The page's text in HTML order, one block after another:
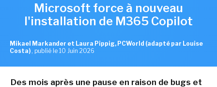
Microsoft force à nouveau
l'installation de M365 Copilot
Mikael Markander et Laura Pippig, PCWorld (adapté par Louise
Costa) , publié le 10 Juin 2026
Des mois après une pause en raison de bugs et